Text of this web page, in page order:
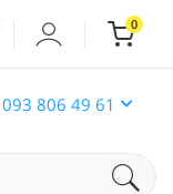
806 49 61
0